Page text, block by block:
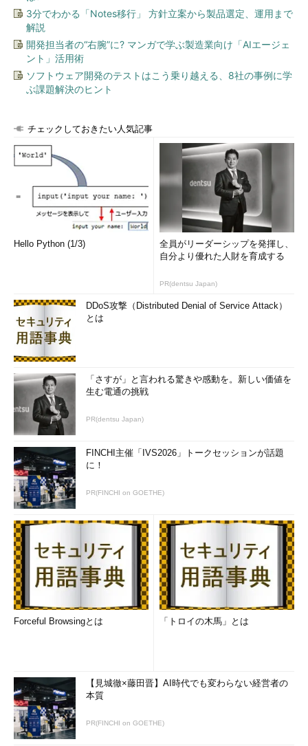
3分でわかる「Notes移行」 方針立案から製品選定、運用まで
解説
開発担当者の“右腕”に? マンガで学ぶ製造業向け「AIエージェ
ント」活用術
ソフトウェア開発のテストはこう乗り越える、8社の事例に学
ぶ課題解決のヒント
チェックしておきたい人気記事
Hello Python (1/3)
全員がリーダーシップを発揮し、
自分より優れた人財を育成する
PR(dentsu Japan)
DDoS攻撃（Distributed Denial of Service Attack）
とは
「さすが」と言われる驚きや感動を。新しい価値を
生む電通の挑戦
PR(dentsu Japan)
FINCHI主催「IVS2026」トークセッションが話題
に！
PR(FINCHI on GOETHE)
Forceful Browsingとは 「トロイの木馬」とは
【見城徹×藤田晋】AI時代でも変わらない経営者の
本質
PR(FINCHI on GOETHE)